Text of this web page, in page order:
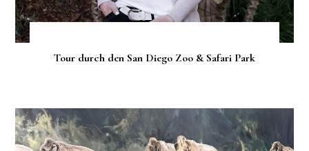
Tour durch den San Diego Zoo & Safari Park